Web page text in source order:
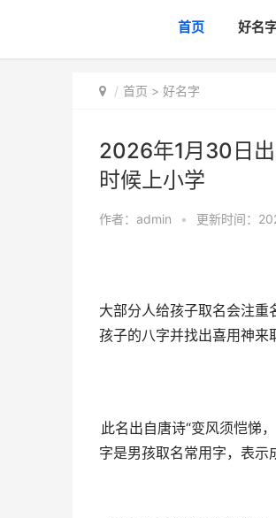
首页 好名
首页 > 好名字
2026年1月30日
时候上小学
作者： admin • 更新时间：
大部分人给孩子取名会注
孩子的八字并找出喜用神来
此名出自唐诗“变风须恺悌
字是男孩取名常用字，表